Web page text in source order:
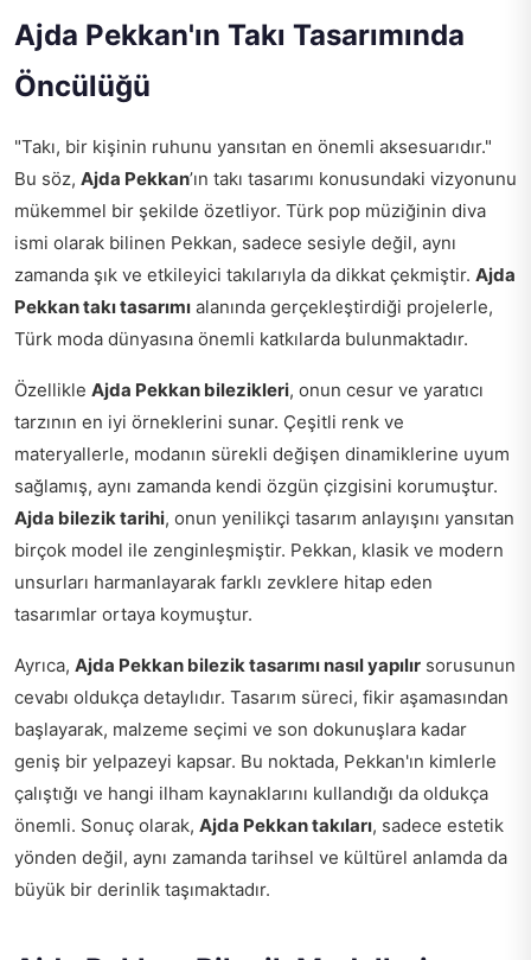
Ajda Pekkan'ın Takı Tasarımında
Öncülüğü
"Takı, bir kişinin ruhunu yansıtan en önemli aksesuarıdır."
Bu söz, Ajda Pekkan’ın takı tasarımı konusundaki vizyonunu
mükemmel bir şekilde özetliyor. Türk pop müziğinin diva
ismi olarak bilinen Pekkan, sadece sesiyle değil, aynı
zamanda şık ve etkileyici takılarıyla da dikkat çekmiştir. Ajda
Pekkan takı tasarımı alanında gerçekleştirdiği projelerle,
Türk moda dünyasına önemli katkılarda bulunmaktadır.
Özellikle Ajda Pekkan bilezikleri, onun cesur ve yaratıcı
tarzının en iyi örneklerini sunar. Çeşitli renk ve
materyallerle, modanın sürekli değişen dinamiklerine uyum
sağlamış, aynı zamanda kendi özgün çizgisini korumuştur.
Ajda bilezik tarihi, onun yenilikçi tasarım anlayışını yansıtan
birçok model ile zenginleşmiştir. Pekkan, klasik ve modern
unsurları harmanlayarak farklı zevklere hitap eden
tasarımlar ortaya koymuştur.
Ayrıca, Ajda Pekkan bilezik tasarımı nasıl yapılır sorusunun
cevabı oldukça detaylıdır. Tasarım süreci, fikir aşamasından
başlayarak, malzeme seçimi ve son dokunuşlara kadar
geniş bir yelpazeyi kapsar. Bu noktada, Pekkan'ın kimlerle
çalıştığı ve hangi ilham kaynaklarını kullandığı da oldukça
önemli. Sonuç olarak, Ajda Pekkan takıları, sadece estetik
yönden değil, aynı zamanda tarihsel ve kültürel anlamda da
büyük bir derinlik taşımaktadır.